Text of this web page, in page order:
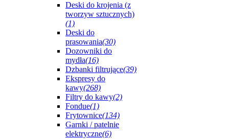
Deski do krojenia (z
tworzyw sztucznych)
(1)
Deski do
prasowania(30)
Dozowniki do
mydła(16)
Dzbanki filtrujące(39)
Ekspresy do
kawy(268)
Filtry do kawy(2)
Fondue(1)
Frytownice(134)
Garnki / patelnie
elektryczne(6)